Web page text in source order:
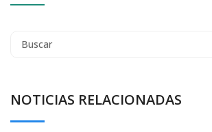
Search
NOTICIAS RELACIONADAS